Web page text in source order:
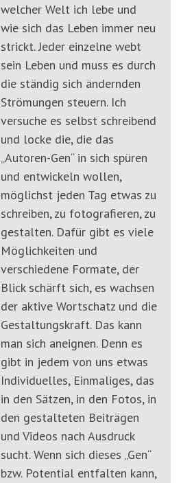
welcher Welt ich lebe und
wie sich das Leben immer neu
strickt. Jeder einzelne webt
sein Leben und muss es durch
die ständig sich ändernden
Strömungen steuern. Ich
versuche es selbst schreibend
und locke die, die das
„Autoren-Gen“ in sich spüren
und entwickeln wollen,
möglichst jeden Tag etwas zu
schreiben, zu fotografieren, zu
gestalten. Dafür gibt es viele
Möglichkeiten und
verschiedene Formate, der
Blick schärft sich, es wachsen
der aktive Wortschatz und die
Gestaltungskraft. Das kann
man sich aneignen. Denn es
gibt in jedem von uns etwas
Individuelles, Einmaliges, das
in den Sätzen, in den Fotos, in
den gestalteten Beiträgen
und Videos nach Ausdruck
sucht. Wenn sich dieses „Gen“
bzw. Potential entfalten kann,